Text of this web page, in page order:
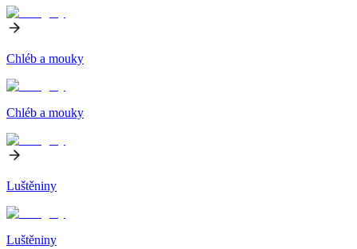
Chléb a mouky
Chléb a mouky
Luštěniny
Luštěniny